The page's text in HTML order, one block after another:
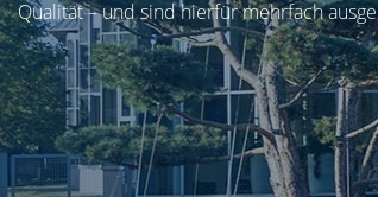
Qualität – und sind hierfür mehrfach